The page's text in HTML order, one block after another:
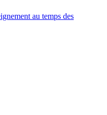
au temps des